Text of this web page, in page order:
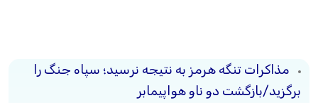
مذاکرات تنگه هرمز به نتیجه نرسید؛ سپاه جنگ را
برگزید/بازگشت دو ناو هواپیمابر